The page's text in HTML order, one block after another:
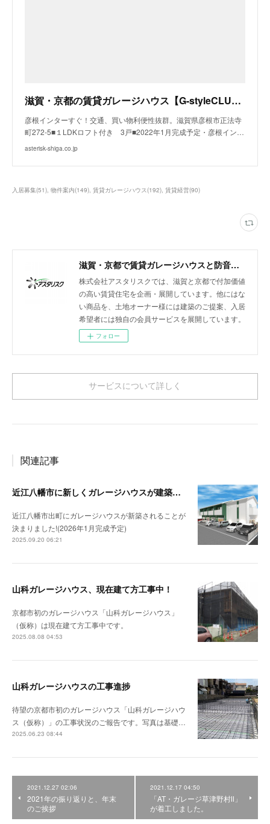
滋賀・京都の賃貸ガレージハウス【G-styleCLUB BIWAKO】 - BOZY BASE
彦根インターすぐ！交通、買い物利便性抜群。滋賀県彦根市正法寺
町272-5■１LDKロフト付き 3戸■2022年1月完成予定・彦根イン…
asterisk-shiga.co.jp
入居募集(51) 物件案内(149) 賃貸ガレージハウス(192) 賃貸経営(90)
滋賀・京都で賃貸ガレージハウスと防音室付きアパートを展開
株式会社アスタリスクでは、滋賀と京都で付加価値
の高い賃貸住宅を企画・展開しています。他にはな
い商品を、土地オーナー様には建築のご提案、入居
希望者には独自の会員サービスを展開しています。
フォロー
サービスについて詳しく
関連記事
近江八幡市に新しくガレージハウスが建築されます！（仮称：出町ガレージハウス）！
近江八幡市出町にガレージハウスが新築されることが
決まりました!(2026年1月完成予定)
2025.09.20 06:21
山科ガレージハウス、現在建て方工事中！
京都市初のガレージハウス「山科ガレージハウス」
（仮称）は現在建て方工事中です。
2025.08.08 04:53
山科ガレージハウスの工事進捗
待望の京都市初のガレージハウス「山科ガレージハウ
ス（仮称）」の工事状況のご報告です。写真は基礎…
2025.06.23 08:44
2021.12.27 02:06
2021年の振り返りと、年末
のご挨拶
2021.12.17 04:50
「AT・ガレージ草津野村Ⅱ」
が着工しました。